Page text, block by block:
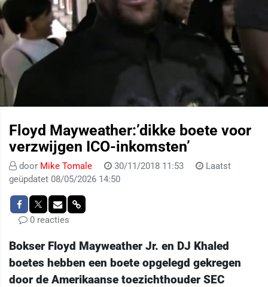
Floyd Mayweather:’dikke boete voor
verzwijgen ICO-inkomsten’
door Mike Tomale 30/11/2018 11:53
Laatst
geüpdatet 08/05/2026 14:50
0 reacties
Bokser Floyd Mayweather Jr. en DJ Khaled
boetes hebben een boete opgelegd gekregen
door de Amerikaanse toezichthouder SEC